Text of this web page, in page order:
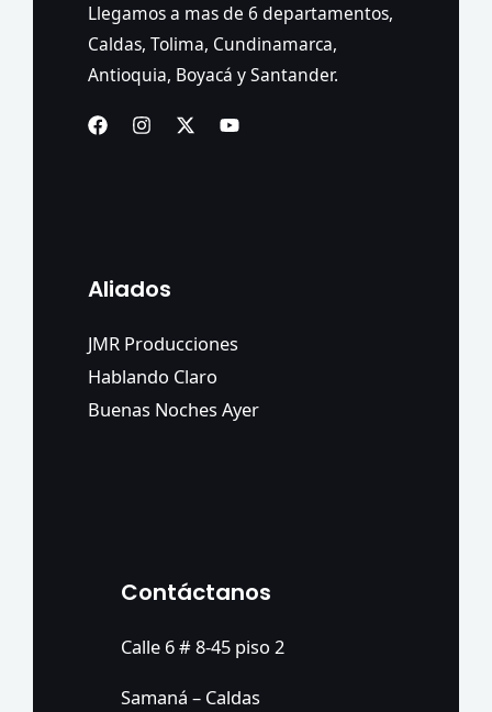
Llegamos a mas de 6 departamentos,
Caldas, Tolima, Cundinamarca,
Antioquia, Boyacá y Santander.
Aliados
JMR Producciones
Hablando Claro
Buenas Noches Ayer
Contáctanos
Calle 6 # 8-45 piso 2
Samaná – Caldas